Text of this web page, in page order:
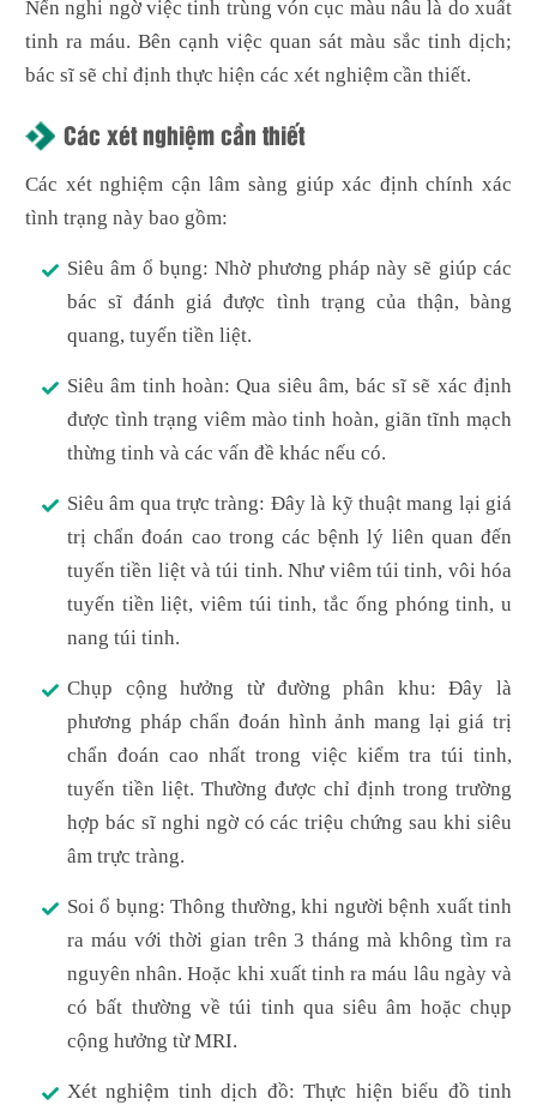
Nến nghi ngờ việc tinh trùng vón cục màu nâu là do xuất
tinh ra máu. Bên cạnh việc quan sát màu sắc tinh dịch;
bác sĩ sẽ chỉ định thực hiện các xét nghiệm cần thiết.
Các xét nghiệm cần thiết
Các xét nghiệm cận lâm sàng giúp xác định chính xác
tình trạng này bao gồm:
Siêu âm ổ bụng: Nhờ phương pháp này sẽ giúp các
bác sĩ đánh giá được tình trạng của thận, bàng
quang, tuyến tiền liệt.
Siêu âm tinh hoàn: Qua siêu âm, bác sĩ sẽ xác định
được tình trạng viêm mào tinh hoàn, giãn tĩnh mạch
thừng tinh và các vấn đề khác nếu có.
Siêu âm qua trực tràng: Đây là kỹ thuật mang lại giá
trị chẩn đoán cao trong các bệnh lý liên quan đến
tuyến tiền liệt và túi tinh. Như viêm túi tinh, vôi hóa
tuyến tiền liệt, viêm túi tinh, tắc ống phóng tinh, u
nang túi tinh.
Chụp cộng hưởng từ đường phân khu: Đây là
phương pháp chẩn đoán hình ảnh mang lại giá trị
chẩn đoán cao nhất trong việc kiểm tra túi tinh,
tuyến tiền liệt. Thường được chỉ định trong trường
hợp bác sĩ nghi ngờ có các triệu chứng sau khi siêu
âm trực tràng.
Soi ổ bụng: Thông thường, khi người bệnh xuất tinh
ra máu với thời gian trên 3 tháng mà không tìm ra
nguyên nhân. Hoặc khi xuất tinh ra máu lâu ngày và
có bất thường về túi tinh qua siêu âm hoặc chụp
cộng hưởng từ MRI.
Xét nghiệm tinh dịch đồ: Thực hiện biểu đồ tinh